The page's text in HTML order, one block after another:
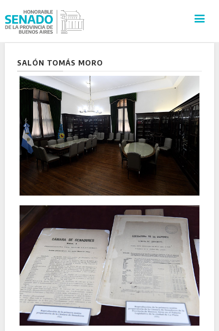
INSTITUCIÓN
SECRETARÍAS
PRENSA
CULTURA
VISITAS GUIADAS
CONTACTO
SALÓN TOMÁS MORO